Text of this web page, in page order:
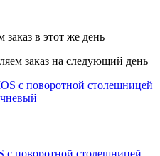
заказ в этот же день
заказ на следующий день
с поворотной столешницей